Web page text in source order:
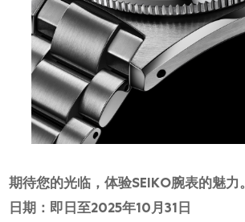
期待您的光临，体验SEIKO腕表的魅力。
日期：即日至2025年10月31日